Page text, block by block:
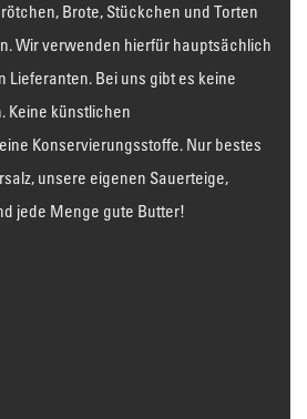
Brote, Stückchen und Torten
Wir verwenden hierfür hauptsächlich
Lieferanten. Bei uns gibt es keine
Keine künstlichen
Konservierungsstoffe. Nur bestes
unsere eigenen Sauerteige,
jede Menge gute Butter!